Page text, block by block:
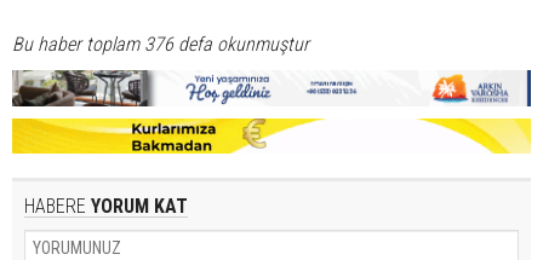
Bu haber toplam 376 defa okunmuştur
HABERE YORUM KAT